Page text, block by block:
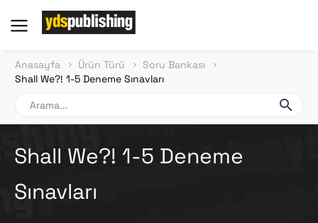
Anasayfa Ürün Türü
Soru Bankası
Shall We?! 1-5 Deneme Sınavları
Shall We?! 1-5 Deneme
Sınavları